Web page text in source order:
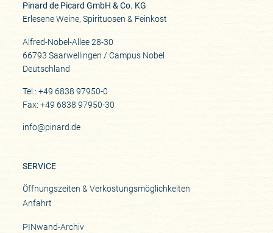
Pinard de Picard GmbH & Co. KG
Erlesene Weine, Spirituosen & Feinkost
Alfred-Nobel-Allee 28-30
66793 Saarwellingen / Campus Nobel
Deutschland
Tel.: +49 6838 97950-0
Fax: +49 6838 97950-30
info@pinard.de
SERVICE
Öffnungszeiten & Verkostungsmöglichkeiten
Anfahrt
PINwand-Archiv